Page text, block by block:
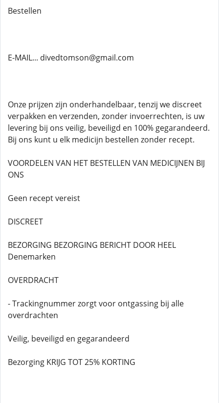
Bestellen
E-MAIL... divedtomson@gmail.com
Onze prijzen zijn onderhandelbaar, tenzij we discreet
verpakken en verzenden, zonder invoerrechten, is uw
levering bij ons veilig, beveiligd en 100% gegarandeerd.
Bij ons kunt u elk medicijn bestellen zonder recept.
VOORDELEN VAN HET BESTELLEN VAN MEDICIJNEN BIJ
ONS
Geen recept vereist
DISCREET
BEZORGING BEZORGING BERICHT DOOR HEEL
Denemarken
OVERDRACHT
- Trackingnummer zorgt voor ontgassing bij alle
overdrachten
Veilig, beveiligd en gegarandeerd
Bezorging KRIJG TOT 25% KORTING